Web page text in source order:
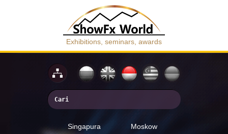
Exhibitions, seminars, awards
Singapura
Moskow